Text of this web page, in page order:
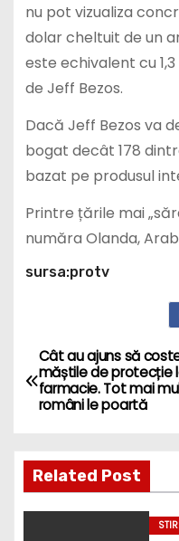
nu pot vizualiza
dolar cheltuit de un
este echivalent cu
de Jeff Bezos.
Dacă Jeff Bezos va
bogat decât 178
bazat pe produsul
Printre țările mai
număra Olanda,
sursa:protv
P
o
t
n
Cât au ajuns să
măștile de protecție
farmacie. Tot mai
români le poartă
Related Post